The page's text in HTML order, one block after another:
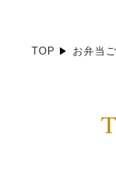
TOP お弁当